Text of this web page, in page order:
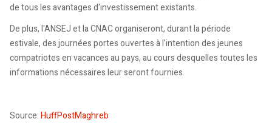
de tous les avantages d'investissement existants.
De plus, l'ANSEJ et la CNAC organiseront, durant la période
estivale, des journées portes ouvertes à l'intention des jeunes
compatriotes en vacances au pays, au cours desquelles toutes les
informations nécessaires leur seront fournies.
Source:HuffPostMaghreb